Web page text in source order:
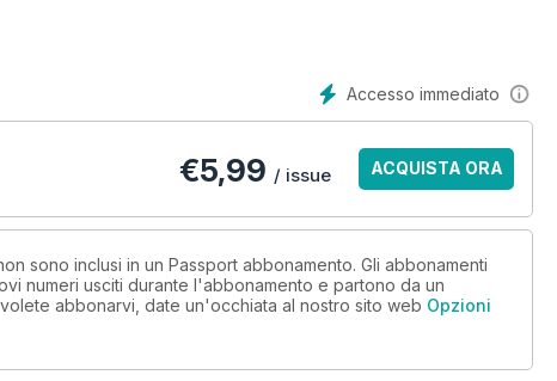
Accesso immediato
€5,99 / issue ACQUISTA ORA
sono inclusi in un Passport abbonamento. Gli abbonamenti
numeri usciti durante l'abbonamento e partono da un
abbonarvi, date un'occhiata al nostro sito web Opzioni